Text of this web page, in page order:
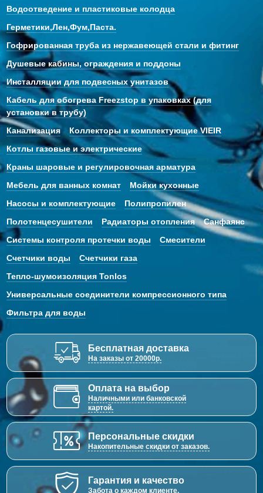
Водоотведение и пластиковые колодца
Герметики,Лен,Фум,Паста.
Гофрированная труба из нержавеющей стали и фитинг
Душевые кабины, ограждения и поддоны
Инсталляции для подвесных унитазов
Кабель для обогрева Freezstop в упаковках (для
установки в трубу)
Канализация
Коллекторы и комплектующие VIEIR
Котлы газовые и электрические
Краны шаровые и регулировочная арматура
Мебель для ванных комнат
Мойки кухонные
Насосы и комплектующие
Полипропилен
Полотенцесушители
Радиаторы отопления
Санфаянс
Системы контроля протечки воды
Смесители
Счетчики воды
Счетчики газа
Тепло-шумоизоляция Tonlos
Универсальные соединители компрессионного типа
Фильтра для воды
Бесплатная доставка
На заказы от 20000р.
Оплата на выбор
Наличными или банковской
картой.
Персональные скидки
Накопительные скидки от заказов.
Гарантия и качество
Забота о каждом клиенте.